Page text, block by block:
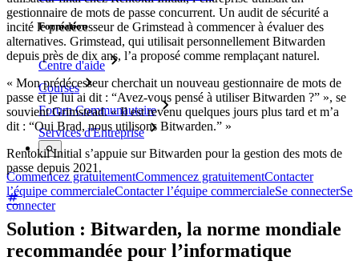
Formation
Centre d'aide
Courses
Forum Communautaire
Services d'Entreprise
Commencez gratuitementCommencez gratuitementContacter
l’équipe commercialeContacter l’équipe commercialeSe connecterSe
connecter
gestionnaire de mots de passe concurrent. Un audit de sécurité a
incité le prédécesseur de Grimstead à commencer à évaluer des
alternatives. Grimstead, qui utilisait personnellement Bitwarden
depuis près de dix ans, l’a proposé comme remplaçant naturel.
« Mon prédécesseur cherchait un nouveau gestionnaire de mots de
passe et je lui ai dit : “Avez-vous pensé à utiliser Bitwarden ?” », se
souvient Grimstead. « Il est revenu quelques jours plus tard et m’a
dit : “Oui Brad, nous utilisons Bitwarden.” »
Rentokil Initial s’appuie sur Bitwarden pour la gestion des mots de
passe depuis 2021.
Solution : Bitwarden, la norme mondiale
recommandée pour l’informatique